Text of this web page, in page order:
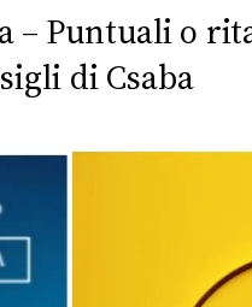
– Puntuali o
di Csaba